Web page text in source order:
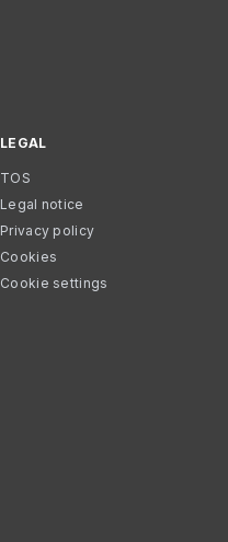
LEGAL
TOS
Legal notice
Privacy policy
Cookies
Cookie settings